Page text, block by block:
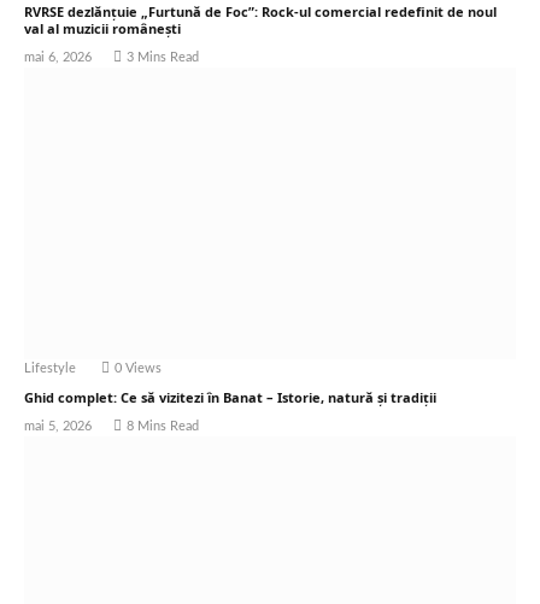
RVRSE dezlănțuie „Furtună de Foc”: Rock-ul comercial redefinit de noul
val al muzicii românești
mai 6, 2026 3 Mins Read
Lifestyle 0 Views
Ghid complet: Ce să vizitezi în Banat – Istorie, natură și tradiții
mai 5, 2026 8 Mins Read